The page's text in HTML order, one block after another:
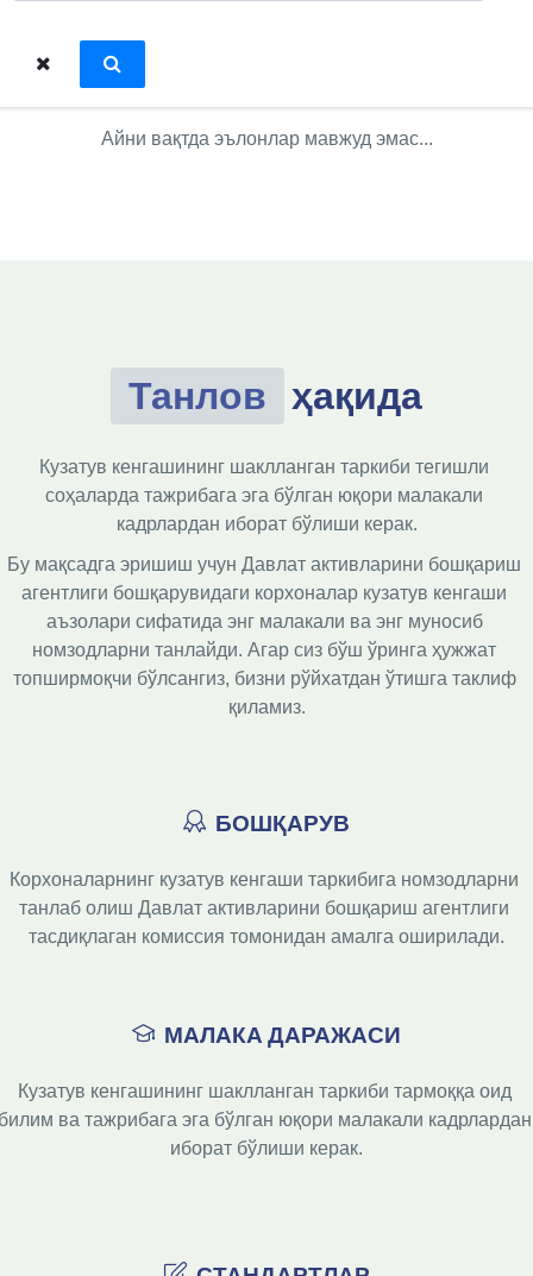
Айни вақтда эълонлар мавжуд эмас...
Танлов ҳақида
Кузатув кенгашининг шаклланган таркиби тегишли
соҳаларда тажрибага эга бўлган юқори малакали
кадрлардан иборат бўлиши керак.
Бу мақсадга эришиш учун Давлат активларини бошқариш
агентлиги бошқарувидаги корхоналар кузатув кенгаши
аъзолари сифатида энг малакали ва энг муносиб
номзодларни танлайди. Агар сиз бўш ўринга ҳужжат
топширмоқчи бўлсангиз, бизни рўйхатдан ўтишга таклиф
қиламиз.
БОШҚАРУВ
Корхоналарнинг кузатув кенгаши таркибига номзодларни
танлаб олиш Давлат активларини бошқариш агентлиги
тасдиқлаган комиссия томонидан амалга оширилади.
МАЛАКА ДАРАЖАСИ
Кузатув кенгашининг шаклланган таркиби тармоққа оид
ва тажрибага эга бўлган юқори малакали кадрлардан
иборат бўлиши керак.